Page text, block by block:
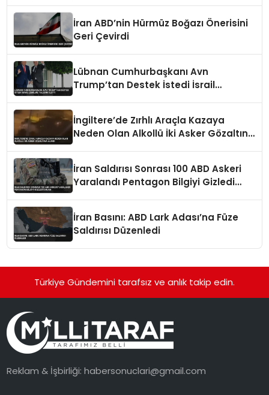
İran ABD’nin Hürmüz Boğazı Önerisini
Geri Çevirdi
Lübnan Cumhurbaşkanı Avn
Trump’tan Destek İstedi İsrail
İngiltere’de Zırhlı Araçla Kazaya
Neden Olan Alkollü İki Asker Gözaltına
İran Saldırısı Sonrası 100 ABD Askeri
Yaralandı Pentagon Bilgiyi Gizledi
İran Basını: ABD Lark Adası’na Füze
Saldırısı Düzenledi
Türkiye Gündemini tarafsız ve anlık takip edin.
Reklam & İşbirliği:habersonuclari@gmail.com